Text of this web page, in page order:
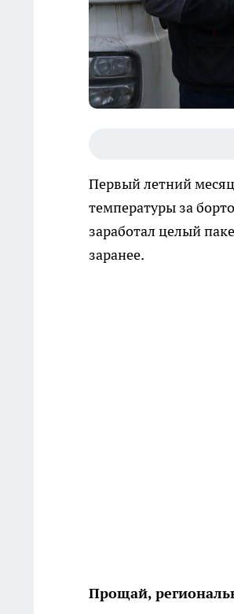
Первый летний
температуры за
заработал целый
заранее.
Прощай,